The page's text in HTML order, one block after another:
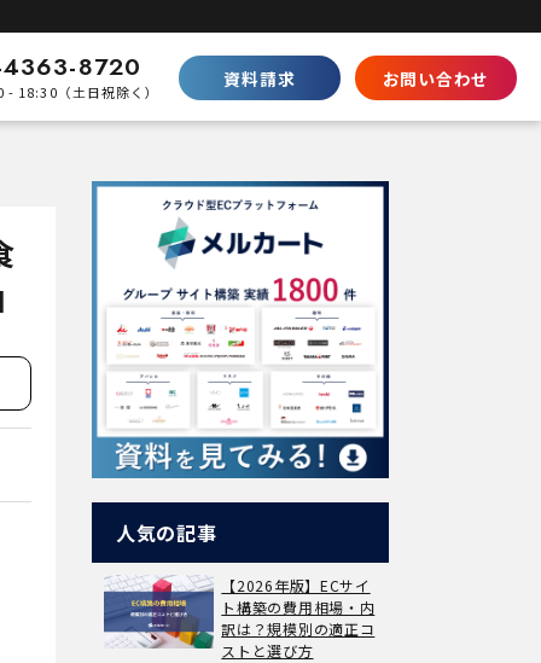
Shopifyとの違い
SaaS型ECの徹底比較
ecbeingとの違い
パッケージとの棲み分け
パートナープログラムはこちら
お問い合わせ
資料請求
8720
- 18:30（土日祝除く）
人気の記事
【2026年版】ECサイ
ト構築の費用相場・内
訳は？規模別の適正コ
ストと選び方